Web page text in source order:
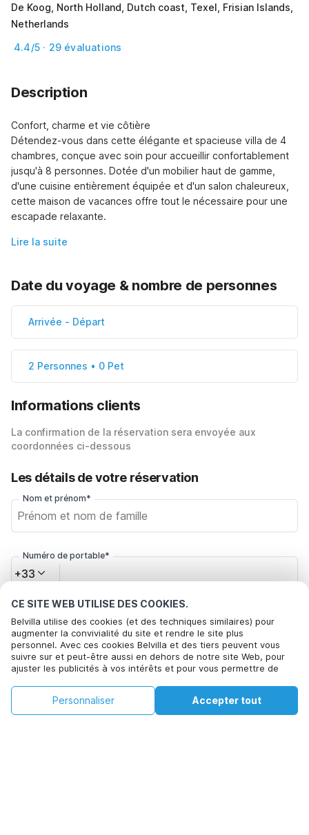
CE SITE WEB UTILISE DES COOKIES.
Belvilla utilise des cookies (et des techniques similaires) pour
augmenter la convivialité du site et rendre le site plus
personnel. Avec ces cookies Belvilla et des tiers peuvent vous
suivre sur et peut-être aussi en dehors de notre site Web, pour
ajuster les publicités à vos intérêts et pour vous permettre de
Accepter, vous acceptez de le faire. Plus d'informations peuvent
être trouvées dans notre
politique de cookie.
Accepter tout
Personnaliser
De Koog, North Holland, Dutch coast, Texel, Frisian Islands,
Netherlands
4.4/5 · 29 évaluations
Description
Confort, charme et vie côtière
Détendez-vous dans cette élégante et spacieuse villa de 4
chambres, conçue avec soin pour accueillir confortablement
jusqu'à 8 personnes. Dotée d'un mobilier haut de gamme,
d'une cuisine entièrement équipée et d'un salon chaleureux,
cette maison de vacances offre tout le nécessaire pour une
escapade relaxante.
Lire la suite
Date du voyage & nombre de personnes
Arrivée - Départ
2 Personnes • 0 Pet
Informations clients
La confirmation de la réservation sera envoyée aux
coordonnées ci-dessous
Les détails de votre réservation
Nom et prénom*
Numéro de portable*
+33
Cliquez ici pour vous désabonner des offres de Belvilla. Vous
pouvez vous désinscrire à tout moment à l'avenir
Voir les disponibilités
€563
+
Voir les disponibilités